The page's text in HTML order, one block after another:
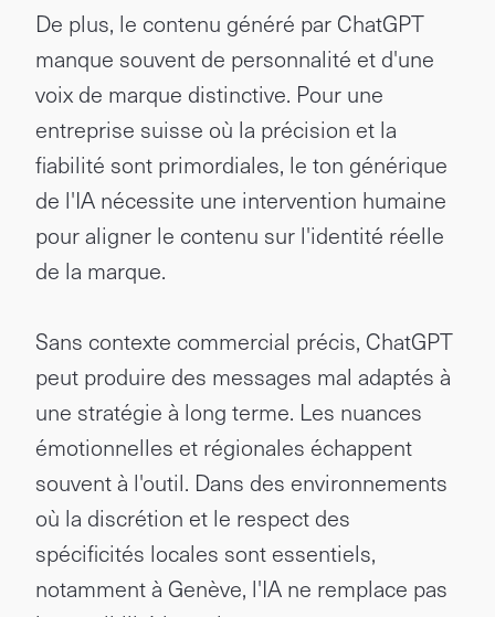
De plus, le contenu généré par ChatGPT
manque souvent de personnalité et d'une
voix de marque distinctive. Pour une
entreprise suisse où la précision et la
fiabilité sont primordiales, le ton générique
de l'IA nécessite une intervention humaine
pour aligner le contenu sur l'identité réelle
de la marque.
Sans contexte commercial précis, ChatGPT
peut produire des messages mal adaptés à
une stratégie à long terme. Les nuances
émotionnelles et régionales échappent
souvent à l'outil. Dans des environnements
où la discrétion et le respect des
spécificités locales sont essentiels,
notamment à Genève, l'IA ne remplace pas